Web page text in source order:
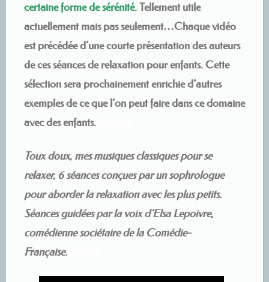
certaine forme de sérénité. Tellement utile
actuellement mais pas seulement…Chaque vidéo
est précédée d’une courte présentation des auteurs
de ces séances de relaxation pour enfants. Cette
sélection sera prochainement enrichie d’autres
exemples de ce que l’on peut faire dans ce domaine
avec des enfants.
Toux doux, mes musiques classiques pour se
relaxer, 6 séances conçues par un sophrologue
pour aborder la relaxation avec les plus petits.
Séances guidées par la voix d’Elsa Lepoivre,
comédienne sociétaire de la Comédie-
Française.